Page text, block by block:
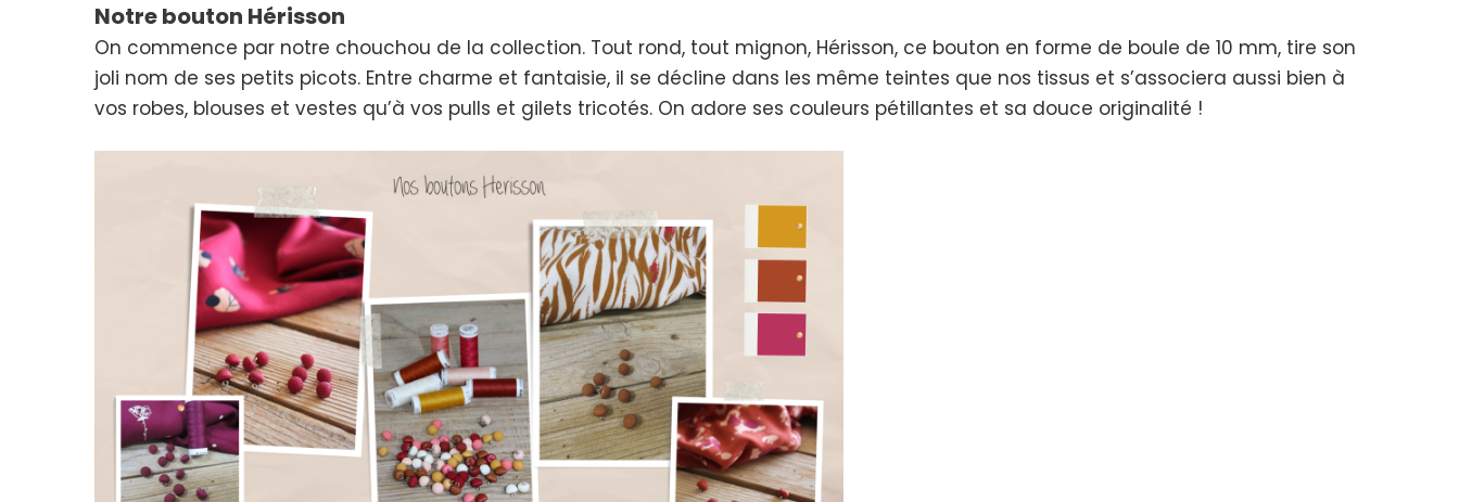
Notre bouton Hérisson
On commence par notre chouchou de la collection. Tout rond, tout mignon, Hérisson, ce bouton en forme de boule de 10 mm, tire son
joli nom de ses petits picots. Entre charme et fantaisie, il se décline dans les même teintes que nos tissus et s’associera aussi bien à
vos robes, blouses et vestes qu’à vos pulls et gilets tricotés. On adore ses couleurs pétillantes et sa douce originalité !